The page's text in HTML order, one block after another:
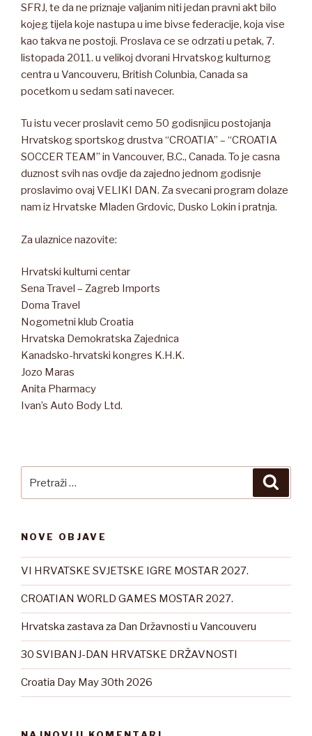
SFRJ, te da ne priznaje valjanim niti jedan pravni akt bilo
kojeg tijela koje nastupa u ime bivse federacije, koja vise
kao takva ne postoji. Proslava ce se odrzati u petak, 7.
listopada 2011. u velikoj dvorani Hrvatskog kulturnog
centra u Vancouveru, British Colunbia, Canada sa
pocetkom u sedam sati navecer.
Tu istu vecer proslavit cemo 50 godisnjicu postojanja
Hrvatskog sportskog drustva “CROATIA” – “CROATIA
SOCCER TEAM” in Vancouver, B.C., Canada. To je casna
duznost svih nas ovdje da zajedno jednom godisnje
proslavimo ovaj VELIKI DAN. Za svecani program dolaze
nam iz Hrvatske Mladen Grdovic, Dusko Lokin i pratnja.
Za ulaznice nazovite:
Hrvatski kulturni centar
Sena Travel – Zagreb Imports
Doma Travel
Nogometni klub Croatia
Hrvatska Demokratska Zajednica
Kanadsko-hrvatski kongres K.H.K.
Jozo Maras
Anita Pharmacy
Ivan’s Auto Body Ltd.
NOVE OBJAVE
VI HRVATSKE SVJETSKE IGRE MOSTAR 2027.
CROATIAN WORLD GAMES MOSTAR 2027.
Hrvatska zastava za Dan Državnosti u Vancouveru
30 SVIBANJ-DAN HRVATSKE DRŽAVNOSTI
Croatia Day May 30th 2026